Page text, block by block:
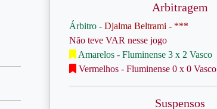
Arbitragem
Árbitro - Djalma Beltrami - ***
Não teve VAR nesse jogo
Amarelos - Fluminense 3 x 2 Vasco
Vermelhos - Fluminense 0 x 0 Vasco
Suspensos